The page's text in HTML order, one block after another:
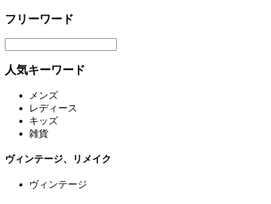
フリーワード
人気キーワード
メンズ
レディース
キッズ
雑貨
ヴィンテージ、リメイク
ヴィンテージ